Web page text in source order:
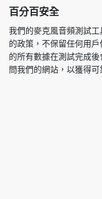
百分百安全
我們的麥克風音頻測試
的政策，不保留任何用
的所有數據在測試完成
問我們的網站，以獲得可